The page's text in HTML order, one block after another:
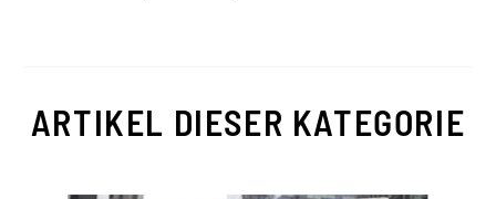
ARTIKEL DIESER KATEGORIE